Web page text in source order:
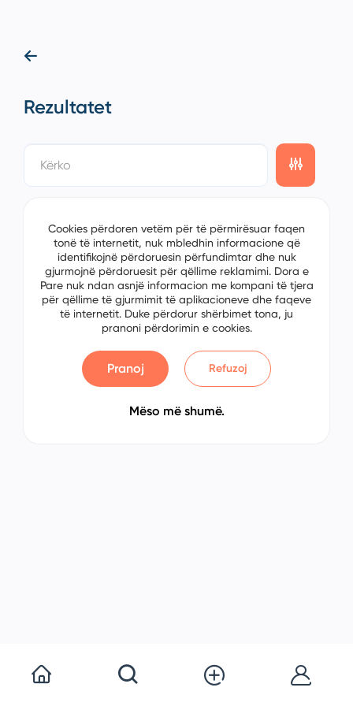
Rezultatet
Cookies përdoren vetëm për të përmirësuar faqen
tonë të internetit, nuk mbledhin informacione që
identifikojnë përdoruesin përfundimtar dhe nuk
gjurmojnë përdoruesit për qëllime reklamimi. Dora e
Pare nuk ndan asnjë informacion me kompani të tjera
për qëllime të gjurmimit të aplikacioneve dhe faqeve
të internetit. Duke përdorur shërbimet tona, ju
pranoni përdorimin e cookies.
Pranoj Refuzoj
Mëso më shumë.